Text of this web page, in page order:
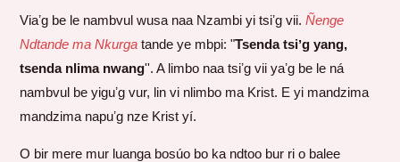
Viaʼg be le nambvul wusa naa Nzambi yi tsiʼg vii.Ñenge
Ndtande ma Nkurga tande ye mbpi: "Tsenda tsiʼg yang,
tsenda nlima nwang''. A limbo naa tsiʼg vii yaʼg be le ná
nambvul be yiguʼg vur, lin vi nlimbo ma Krist. E yi mandzima
mandzima napuʼg nze Krist yí.
O bir mere mur luanga bosúo bo ka ndtoo bur ri o balee